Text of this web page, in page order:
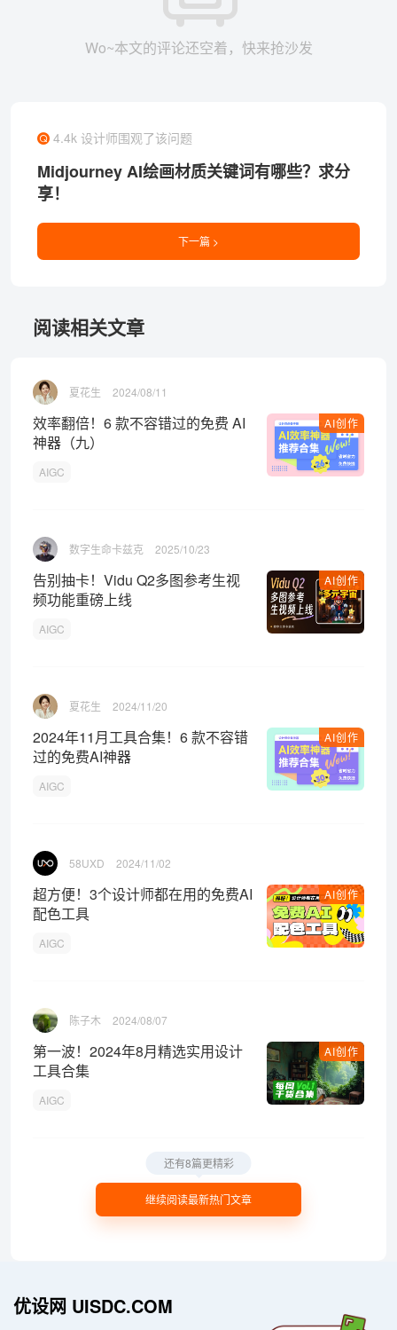
Wo~本文的评论还空着，快来抢沙发
4.4k 设计师围观了该问题
Midjourney AI绘画材质关键词有哪些？求分
享！
下一篇 >
阅读相关文章
夏花生 2024/08/11
AI创作
效率翻倍！6 款不容错过的免费 AI
神器（九）
AIGC
数字生命卡兹克 2025/10/23
AI创作
告别抽卡！Vidu Q2多图参考生视
频功能重磅上线
AIGC
夏花生 2024/11/20
AI创作
2024年11月工具合集！6 款不容错
过的免费AI神器
AIGC
58UXD 2024/11/02
AI创作
超方便！3个设计师都在用的免费AI
配色工具
AIGC
陈子木 2024/08/07
AI创作
第一波！2024年8月精选实用设计
工具合集
AIGC
继续阅读最新热门文章
还有8篇更精彩
优设网 UISDC.COM